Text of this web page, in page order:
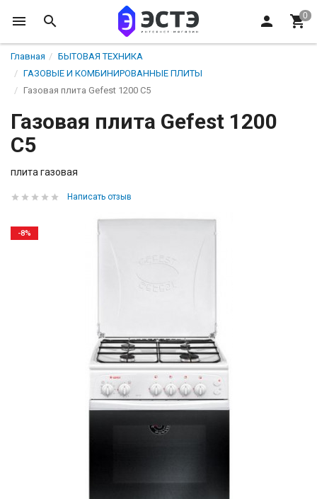
Главная
БЫТОВАЯ ТЕХНИКА
ГАЗОВЫЕ И КОМБИНИРОВАННЫЕ ПЛИТЫ
Газовая плита Gefest 1200 С5
Газовая плита Gefest 1200
С5
плита газовая
Написать отзыв
-8%